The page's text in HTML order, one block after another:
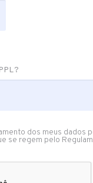
dos meus dados
se regem pelo